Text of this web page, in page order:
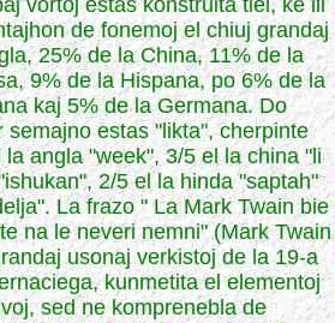
vortoj estas konstruita tiel, ke ili
de fonemoj el chiuj grandaj
25% de la China, 11% de la
9% de la Hispana, po 6% de la
kaj 5% de la Germana. Do
semajno estas "likta", cherpinte
angla "week", 3/5 el la china "li
2/5 el la hinda "saptah"
La frazo " La Mark Twain bie
na le neveri nemni" (Mark Twain
usonaj verkistoj de la 19-a
kunmetita el elementoj
sed ne komprenebla de